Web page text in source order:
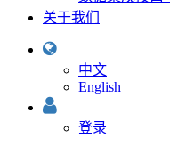
关于我们
中文
English
登录